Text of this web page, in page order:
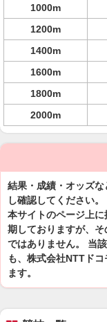
1000m
1200m
1400m
1600m
1800m
2000m
結果・成績・オッズ
し確認してください。
本サイトのページ上
期しておりますが、
ではありません。 当
も、株式会社NTTド
ます。